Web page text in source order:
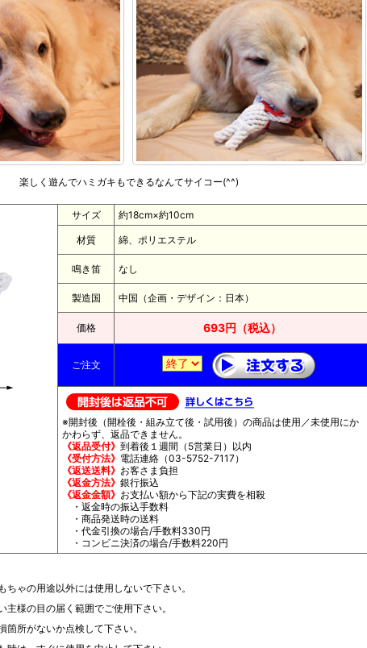
楽しく遊んでハミガキもできるなんてサイコー(^^)
サイズ 約18cm×約10cm
材質 綿、ポリエステル
鳴き笛 なし
製造国 中国（企画・デザイン：日本）
価格 693円（税込）
ご注文
※開封後（開栓後・組み立て後・試用後）の商品は使用／未使用にか
かわらず、返品できません。
《返品受付》 到着後１週間（5営業日）以内
《受付方法》 電話連絡（03-5752-7117）
《返送送料》 お客さま負担
《返金方法》 銀行振込
《返金金額》 お支払い額から下記の実費を相殺
・返金時の振込手数料
・商品発送時の送料
・代金引換の場合/手数料330円
・コンビニ決済の場合/手数料220円
ちゃの用途以外には使用しないで下さい。
主様の目の届く範囲でご使用下さい。
箇所がないか点検して下さい。